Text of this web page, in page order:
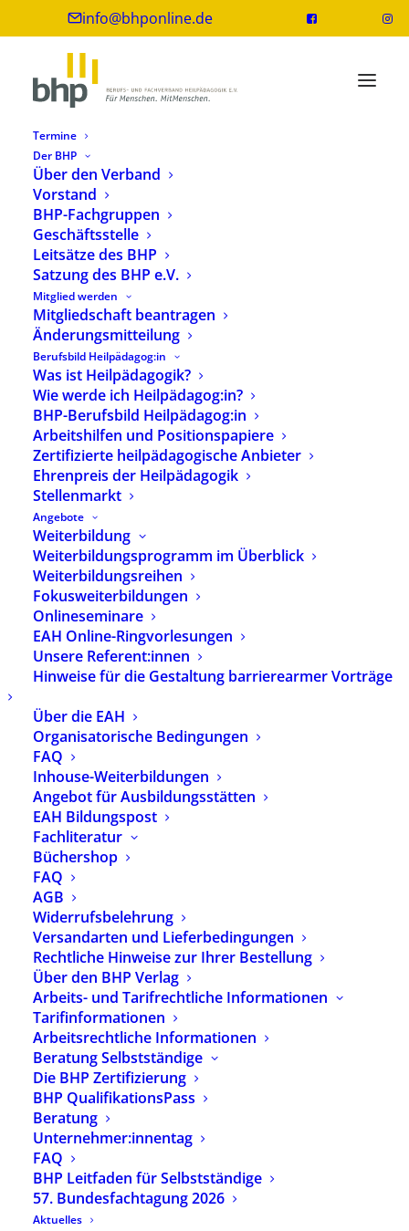
info@bhponline.de
Termine
Der BHP
Über den Verband
Vorstand
BHP-Fachgruppen
Geschäftsstelle
Leitsätze des BHP
Satzung des BHP e.V.
Mitglied werden
Mitgliedschaft beantragen
Änderungsmitteilung
Berufsbild Heilpädagog:in
Was ist Heilpädagogik?
Wie werde ich Heilpädagog:in?
BHP-Berufsbild Heilpädagog:in
Arbeitshilfen und Positionspapiere
Zertifizierte heilpädagogische Anbieter
Ehrenpreis der Heilpädagogik
Stellenmarkt
Angebote
Weiterbildung
Weiterbildungsprogramm im Überblick
Weiterbildungsreihen
Fokusweiterbildungen
Onlineseminare
EAH Online-Ringvorlesungen
Unsere Referent:innen
Hinweise für die Gestaltung barrierearmer Vorträge
Über die EAH
Organisatorische Bedingungen
FAQ
Inhouse-Weiterbildungen
Angebot für Ausbildungsstätten
EAH Bildungspost
Fachliteratur
Büchershop
FAQ
AGB
Widerrufsbelehrung
Versandarten und Lieferbedingungen
Rechtliche Hinweise zur Ihrer Bestellung
Über den BHP Verlag
Arbeits- und Tarifrechtliche Informationen
Tarifinformationen
Arbeitsrechtliche Informationen
Beratung Selbstständige
Die BHP Zertifizierung
BHP QualifikationsPass
Beratung
Unternehmer:innentag
FAQ
BHP Leitfaden für Selbstständige
57. Bundesfachtagung 2026
Aktuelles
heilpaedagogik.de | 2026-02
22. April 2026 2 Minuten
Fachzeitschrift für
Heilpädagog:innen und
andere soziale Berufe
erschienen: 23. April 2026
Umfang: 56 Seiten
heilpaedagogik.de
2026/2: Themenheft
"Zugehörigkeit als
Auftrag".
INHALT DER AUSGABE
LITERATURHINWEISE UND ZUSÄTZLICHES
MATERIAL
REZENSIONEN / DZI
AUSGABE KAUFEN
Neueste Beiträge
Neue Ausgabe der BHP-Fachzeitschrift
heilpaedagogik.de erschienen
29. Juli 2026
heilpaedagogik.de | 2026-03
24. Juli 2026
Heilpädagogik-Podcast mit neuer Folge: Michael
Hipp – Was brauchen Kinder psychisch
erkrankter Eltern?
13. Juli 2026
Neue YouTube-Reihe des BHP: „Echt Kathrin –
Heilpädagogik unplugged“ startet
8. Juli 2026